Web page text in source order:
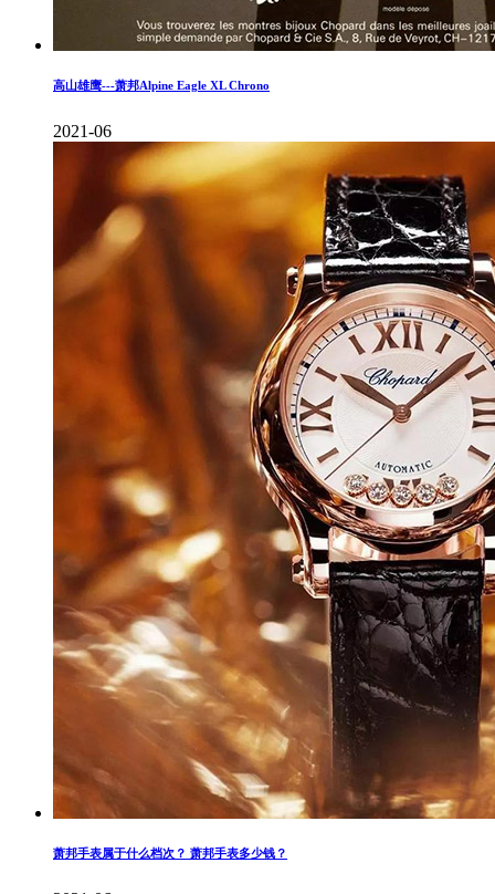
高山雄鹰---萧邦Alpine Eagle XL Chrono
2021-06
萧邦手表属于什么档次？ 萧邦手表多少钱？